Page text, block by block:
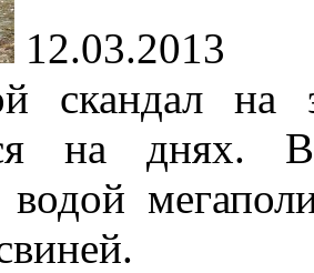
12.03.2013
скандал на
на днях.
водой